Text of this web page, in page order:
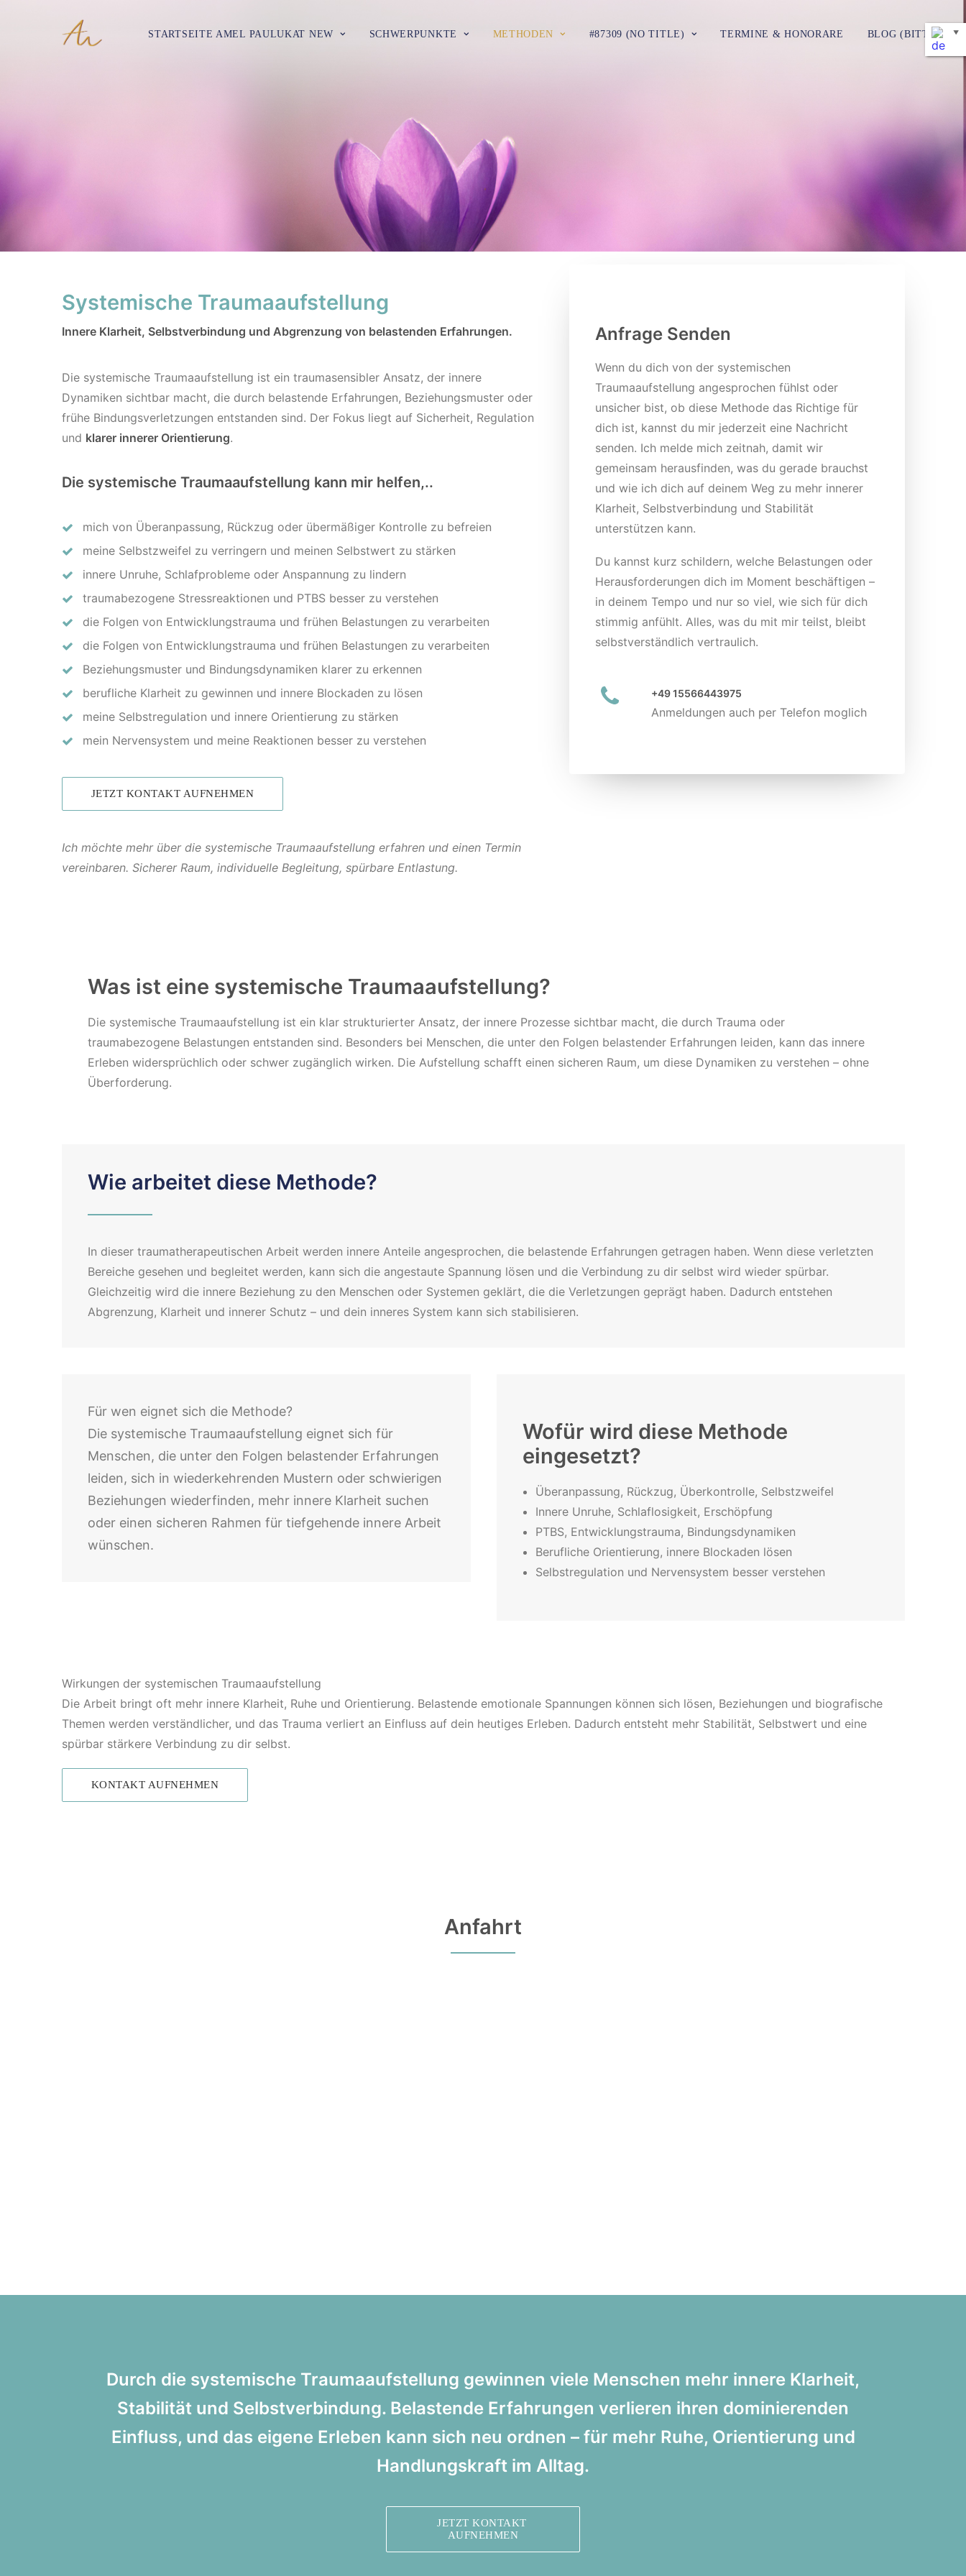
STARTSEITE AMEL PAULUKAT NEW SCHWERPUNKTE METHODEN #87309 (NO TITLE) TERMINE & HONORARE BLOG (BITTE
Systemische Traumaaufstellung
Innere Klarheit, Selbstverbindung und Abgrenzung von belastenden Erfahrungen.
Die systemische Traumaaufstellung ist ein traumasensibler Ansatz, der innere
Dynamiken sichtbar macht, die durch belastende Erfahrungen, Beziehungsmuster oder
frühe Bindungsverletzungen entstanden sind. Der Fokus liegt auf Sicherheit, Regulation
und klarer innerer Orientierung.
Die systemische Traumaaufstellung kann mir helfen,..
mich von Überanpassung, Rückzug oder übermäßiger Kontrolle zu befreien
meine Selbstzweifel zu verringern und meinen Selbstwert zu stärken
innere Unruhe, Schlafprobleme oder Anspannung zu lindern
traumabezogene Stressreaktionen und PTBS besser zu verstehen
die Folgen von Entwicklungstrauma und frühen Belastungen zu verarbeiten
die Folgen von Entwicklungstrauma und frühen Belastungen zu verarbeiten
Beziehungsmuster und Bindungsdynamiken klarer zu erkennen
berufliche Klarheit zu gewinnen und innere Blockaden zu lösen
meine Selbstregulation und innere Orientierung zu stärken
mein Nervensystem und meine Reaktionen besser zu verstehen
JETZT KONTAKT AUFNEHMEN
Ich möchte mehr über die systemische Traumaaufstellung erfahren und einen Termin
vereinbaren. Sicherer Raum, individuelle Begleitung, spürbare Entlastung.
Anfrage Senden
Wenn du dich von der systemischen
Traumaaufstellung angesprochen fühlst oder
unsicher bist, ob diese Methode das Richtige für
dich ist, kannst du mir jederzeit eine Nachricht
senden. Ich melde mich zeitnah, damit wir
gemeinsam herausfinden, was du gerade brauchst
und wie ich dich auf deinem Weg zu mehr innerer
Klarheit, Selbstverbindung und Stabilität
unterstützen kann.
Du kannst kurz schildern, welche Belastungen oder
Herausforderungen dich im Moment beschäftigen –
in deinem Tempo und nur so viel, wie sich für dich
stimmig anfühlt. Alles, was du mit mir teilst, bleibt
selbstverständlich vertraulich.
+49 15566443975
Anmeldungen auch per Telefon moglich
Was ist eine systemische Traumaaufstellung?
Die systemische Traumaaufstellung ist ein klar strukturierter Ansatz, der innere Prozesse sichtbar macht, die durch Trauma oder
traumabezogene Belastungen entstanden sind. Besonders bei Menschen, die unter den Folgen belastender Erfahrungen leiden, kann das innere
Erleben widersprüchlich oder schwer zugänglich wirken. Die Aufstellung schafft einen sicheren Raum, um diese Dynamiken zu verstehen – ohne
Überforderung.
Wie arbeitet diese Methode?
In dieser traumatherapeutischen Arbeit werden innere Anteile angesprochen, die belastende Erfahrungen getragen haben. Wenn diese verletzten
Bereiche gesehen und begleitet werden, kann sich die angestaute Spannung lösen und die Verbindung zu dir selbst wird wieder spürbar.
Gleichzeitig wird die innere Beziehung zu den Menschen oder Systemen geklärt, die die Verletzungen geprägt haben. Dadurch entstehen
Abgrenzung, Klarheit und innerer Schutz – und dein inneres System kann sich stabilisieren.
Für wen eignet sich die Methode?
Die systemische Traumaaufstellung eignet sich für
Menschen, die unter den Folgen belastender Erfahrungen
leiden, sich in wiederkehrenden Mustern oder schwierigen
Beziehungen wiederfinden, mehr innere Klarheit suchen
oder einen sicheren Rahmen für tiefgehende innere Arbeit
wünschen.
Wofür wird diese Methode
eingesetzt?
Überanpassung, Rückzug, Überkontrolle, Selbstzweifel
Innere Unruhe, Schlaflosigkeit, Erschöpfung
PTBS, Entwicklungstrauma, Bindungsdynamiken
Berufliche Orientierung, innere Blockaden lösen
Selbstregulation und Nervensystem besser verstehen
Wirkungen der systemischen Traumaaufstellung
Die Arbeit bringt oft mehr innere Klarheit, Ruhe und Orientierung. Belastende emotionale Spannungen können sich lösen, Beziehungen und biografische
Themen werden verständlicher, und das Trauma verliert an Einfluss auf dein heutiges Erleben. Dadurch entsteht mehr Stabilität, Selbstwert und eine
spürbar stärkere Verbindung zu dir selbst.
KONTAKT AUFNEHMEN
Anfahrt
Durch die systemische Traumaaufstellung gewinnen viele Menschen mehr innere Klarheit,
Stabilität und Selbstverbindung. Belastende Erfahrungen verlieren ihren dominierenden
Einfluss, und das eigene Erleben kann sich neu ordnen – für mehr Ruhe, Orientierung und
Handlungskraft im Alltag.
JETZT KONTAKT
AUFNEHMEN
▼